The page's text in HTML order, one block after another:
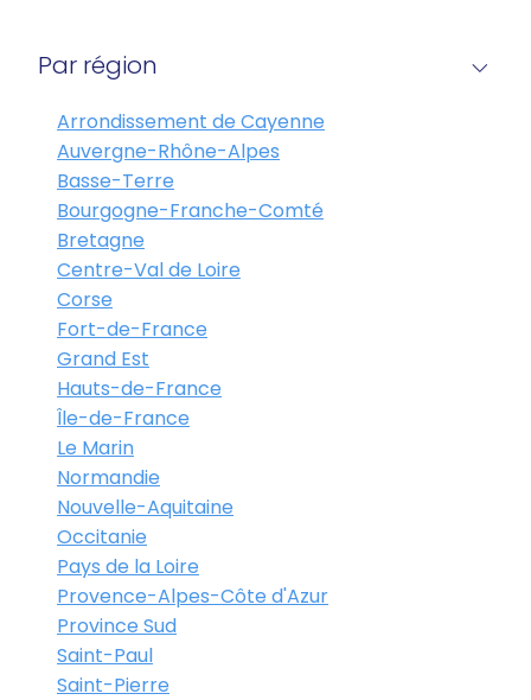
Par région
Arrondissement de Cayenne
Auvergne-Rhône-Alpes
Basse-Terre
Bourgogne-Franche-Comté
Bretagne
Centre-Val de Loire
Corse
Fort-de-France
Grand Est
Hauts-de-France
Île-de-France
Le Marin
Normandie
Nouvelle-Aquitaine
Occitanie
Pays de la Loire
Provence-Alpes-Côte d'Azur
Province Sud
Saint-Paul
Saint-Pierre